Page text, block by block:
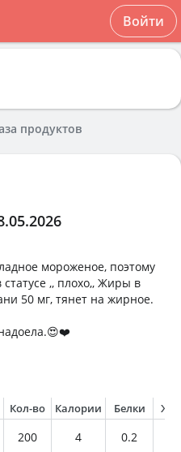
Войти
продуктов
мороженое, поэтому
,, плохо,, Жиры в
50 мг, тянет на жирное.
Кол-во Калории Белки
200 4 0.2